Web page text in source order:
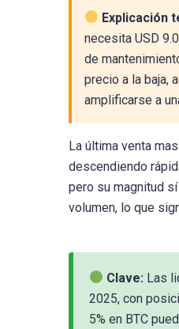
Explicación
necesita USD
de
precio a la baja,
amplificarse a
La última venta
descendiendo
pero su magnitud
volumen, lo que
Clave: Las
2025, con
5% en BTC